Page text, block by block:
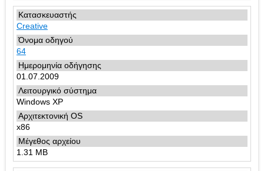
Creative
64
01.07.2009
Windows XP
x86
1.31 MB